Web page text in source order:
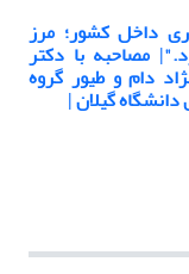
داخل کشور؛ مرز
مصاحبه با دکتر
دام و طیور گروه
گیلان |